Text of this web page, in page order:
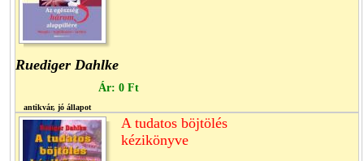
Ruediger Dahlke
Ár: 0 Ft
antikvár, jó állapot
A tudatos böjtölés
kézikönyve